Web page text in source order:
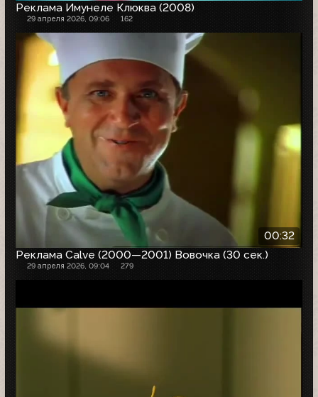
Реклама Имунеле Клюква (2008)
29 апреля 2026, 09:06 162
00:32
Реклама Calve (2000—2001) Вовочка (30 сек.)
29 апреля 2026, 09:04 279